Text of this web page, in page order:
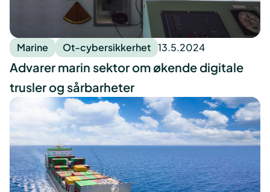
Marine Ot-cybersikkerhet 13.5.2024
Advarer marin sektor om økende digitale
trusler og sårbarheter